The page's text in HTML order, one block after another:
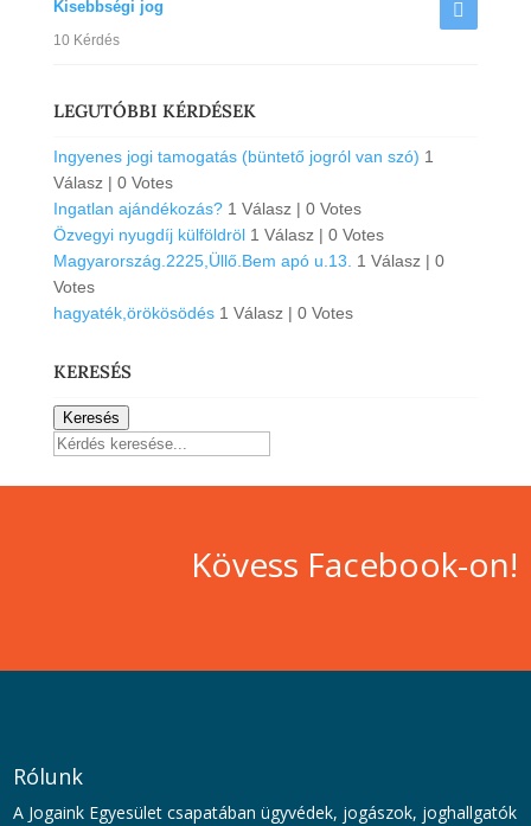
Kisebbségi jog
10 Kérdés
LEGUTÓBBI KÉRDÉSEK
Ingyenes jogi tamogatás (büntető jogról van szó) 1
Válasz | 0 Votes
Ingatlan ajándékozás? 1 Válasz | 0 Votes
Özvegyi nyugdíj külföldröl 1 Válasz | 0 Votes
Magyarország.2225,Üllő.Bem apó u.13.
1 Válasz | 0
Votes
hagyaték,örökösödés 1 Válasz | 0 Votes
KERESÉS
Keresés
Kövess Facebook-on!
Rólunk
A Jogaink Egyesület csapatában ügyvédek, jogászok, joghallgatók